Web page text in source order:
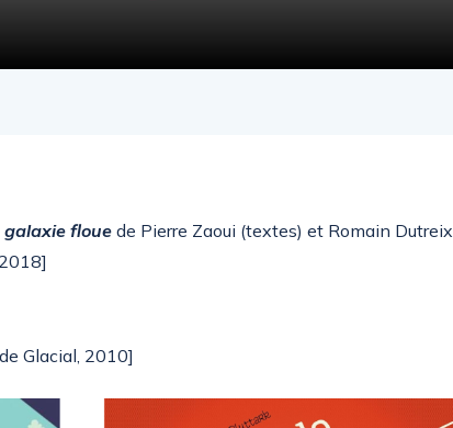
galaxie floue de Pierre Zaoui (textes) et Romain Dutreix
Glacial, 2010]